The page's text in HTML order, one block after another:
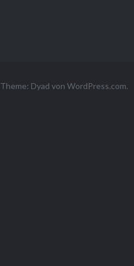
Theme: Dyad von WordPress.com.